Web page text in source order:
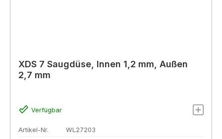
XDS 7 Saugdüse, Innen 1,2 mm, Außen
2,7 mm
Verfügbar
Artikel-Nr.
WL27203